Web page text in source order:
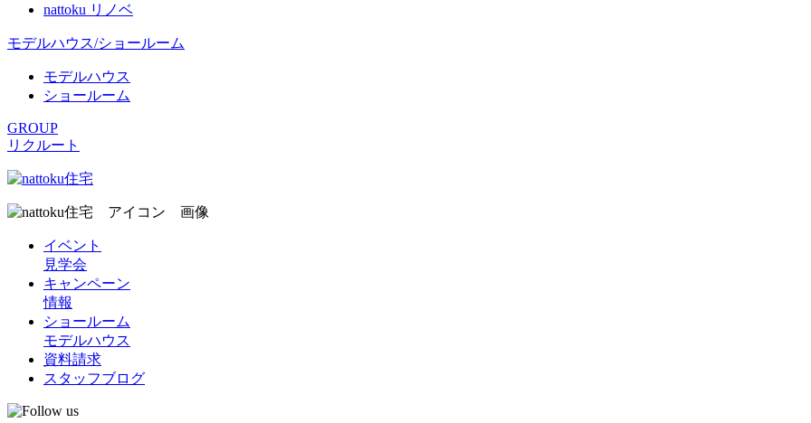
nattoku リノベ
モデルハウス/ショールーム
モデルハウス
ショールーム
GROUP
リクルート
イベント
見学会
キャンペーン
情報
ショールーム
モデルハウス
資料請求
スタッフブログ